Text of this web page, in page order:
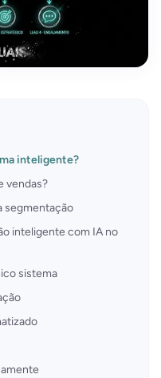
inteligente?
vendas?
segmentação
inteligente com IA no
sistema